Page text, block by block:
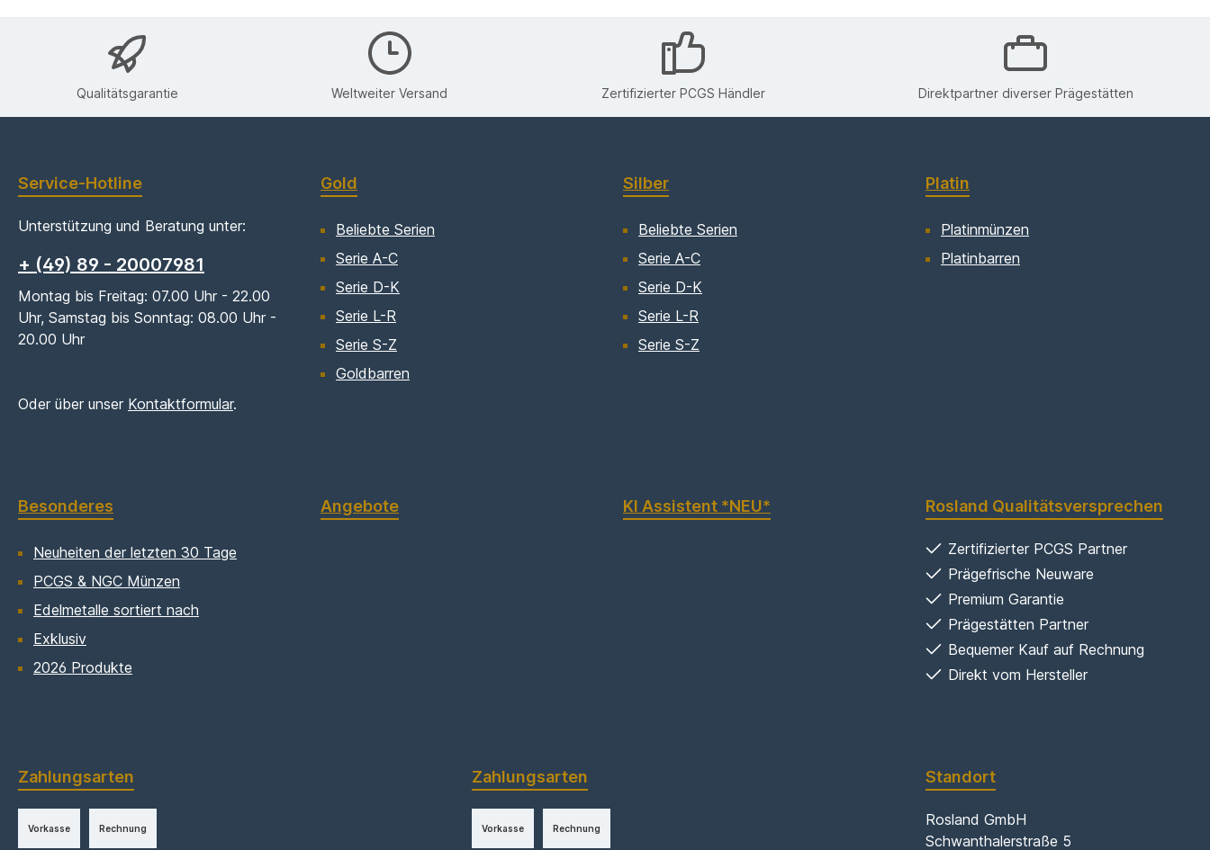
Qualitätsgarantie Weltweiter Versand Zertifizierter PCGS Händler Direktpartner diverser Prägestätten
Service-Hotline
Unterstützung und Beratung unter:
+ (49) 89 - 20007981
Montag bis Freitag: 07.00 Uhr - 22.00
Uhr, Samstag bis Sonntag: 08.00 Uhr -
20.00 Uhr
Oder über unser Kontaktformular.
Gold
Beliebte Serien
Serie A-C
Serie D-K
Serie L-R
Serie S-Z
Goldbarren
Silber
Beliebte Serien
Serie A-C
Serie D-K
Serie L-R
Serie S-Z
Platin
Platinmünzen
Platinbarren
Besonderes
Neuheiten der letzten 30 Tage
PCGS & NGC Münzen
Edelmetalle sortiert nach
Exklusiv
2026 Produkte
Angebote KI Assistent *NEU* Rosland Qualitätsversprechen
Zertifizierter PCGS Partner
Prägefrische Neuware
Premium Garantie
Prägestätten Partner
Bequemer Kauf auf Rechnung
Direkt vom Hersteller
Zahlungsarten
Vorkasse Rechnung
Zahlungsarten
Vorkasse Rechnung
Standort
Rosland GmbH
Schwanthalerstraße 5